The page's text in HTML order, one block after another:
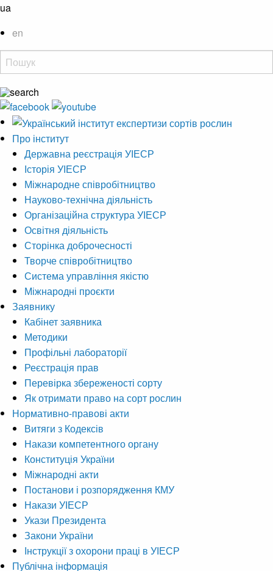
ua
en
Про інститут
Державна реєстрація УІЕСР
Історія УІЕСР
Міжнародне співробітництво
Науково-технічна діяльність
Організаційна структура УІЕСР
Освітня діяльність
Сторінка доброчесності
Творче співробітництво
Система управління якістю
Міжнародні проєкти
Заявнику
Кабінет заявника
Методики
Профільні лабораторії
Реєстрація прав
Перевірка збереженості сорту
Як отримати право на сорт рослин
Нормативно-правові акти
Витяги з Кодексів
Накази компетентного органу
Конституція України
Міжнародні акти
Постанови і розпорядження КМУ
Накази УІЕСР
Укази Президента
Закони України
Інструкції з охорони праці в УІЕСР
Публічна інформація